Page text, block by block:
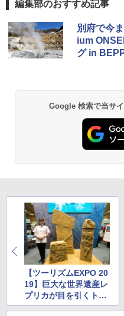
地球の
￥2,695
力的な町
￥2,079
￥2,479
A26 地
ァキア
パ
￥2,277
[キャン
プテン
ッとサ
ッシュ
テント
PYKES
ト プラ
人用 折
ーチ ピ
易 トイ
￥4,836
[キャン
広げる
ーティ
DEWEL
ラソル
防水 UV
き
026リニ
コンパク
￥2,980
1cm ソ
￥680
熊撃退ス
【日本企
0ml（連
秒）射程
付き ヒ
関の購
編集部のおすすめ記事
別府で今
ium
グ in
Google 検索で当サ
【ツーリズムEXPO 20
19】巨大な世界遺産レ
プリカが目を引くトル
コブース。コーヒーワ